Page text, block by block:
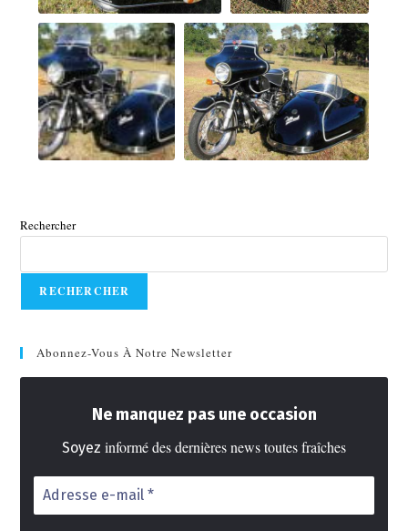
Rechercher
RECHERCHER
Abonnez-Vous À Notre Newsletter
Ne manquez pas une occasion
Soyez informé des dernières news toutes fraîches